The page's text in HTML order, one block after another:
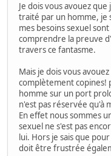
Je dois vous avouez
traité par un homme, je
mes besoins sexuel
comprendre la preuve
travers ce fantasme.
Mais je dois vous
complètement copines!
homme sur un port
n'est pas réservée qu'à
En effet nous sommes
sexuel ne s'est pas
lui. Hors je sais que
doit être frustrée